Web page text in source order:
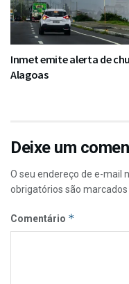
Inmet emite alerta de
Alagoas
Deixe um
O seu endereço de e-mail
obrigatórios são
Comentário *